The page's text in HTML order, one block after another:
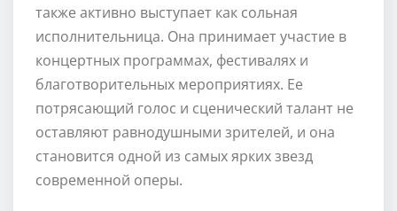
также активно выступает как сольная
исполнительница. Она принимает участие в
концертных программах, фестивалях и
благотворительных мероприятиях. Ее
потрясающий голос и сценический талант не
оставляют равнодушными зрителей, и она
становится одной из самых ярких звезд
современной оперы.